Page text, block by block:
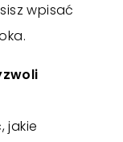
wpisać
jakie